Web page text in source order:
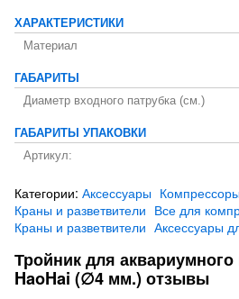
ХАРАКТЕРИСТИКИ
Материал
ГАБАРИТЫ
Диаметр входного патрубка (см.)
ГАБАРИТЫ УПАКОВКИ
Артикул:
Категории: Аксессуары
Краны и разветвители Все для
Краны и разветвители Аксессуары
Тройник для
HaoHai (∅4 мм.) отзывы